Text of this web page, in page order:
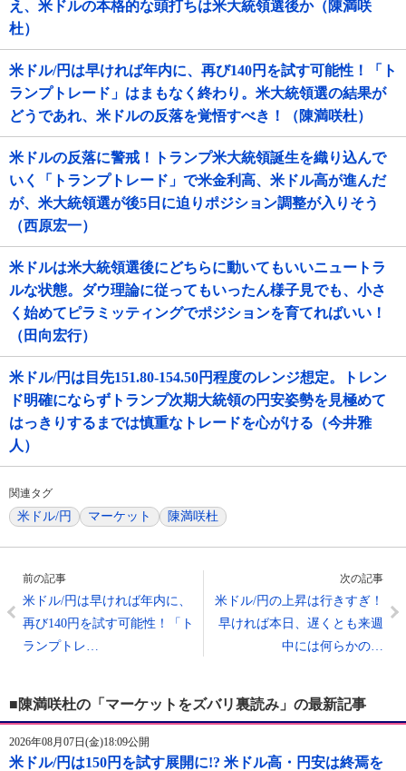
え、米ドルの本格的な頭打ちは米大統領選後か（陳満咲
杜）
米ドル/円は早ければ年内に、再び140円を試す可能性！「ト
ランプトレード」はまもなく終わり。米大統領選の結果が
どうであれ、米ドルの反落を覚悟すべき！（陳満咲杜）
米ドルの反落に警戒！トランプ米大統領誕生を織り込んで
いく「トランプトレード」で米金利高、米ドル高が進んだ
が、米大統領選が後5日に迫りポジション調整が入りそう
（西原宏一）
米ドルは米大統領選後にどちらに動いてもいいニュートラ
ルな状態。ダウ理論に従ってもいったん様子見でも、小さ
く始めてピラミッティングでポジションを育てればいい！
（田向宏行）
米ドル/円は目先151.80-154.50円程度のレンジ想定。トレン
ド明確にならずトランプ次期大統領の円安姿勢を見極めて
はっきりするまでは慎重なトレードを心がける（今井雅
人）
関連タグ
米ドル/円 マーケット 陳満咲杜
前の記事
米ドル/円は早ければ年内に、
再び140円を試す可能性！「ト
ランプトレ…
次の記事
米ドル/円の上昇は行きすぎ！
早ければ本日、遅くとも来週
中には何らかの…
■陳満咲杜の「マーケットをズバリ裏読み」の最新記事
2026年08月07日(金)18:09公開
米ドル/円は150円を試す展開に!? 米ドル高・円安は終焉を